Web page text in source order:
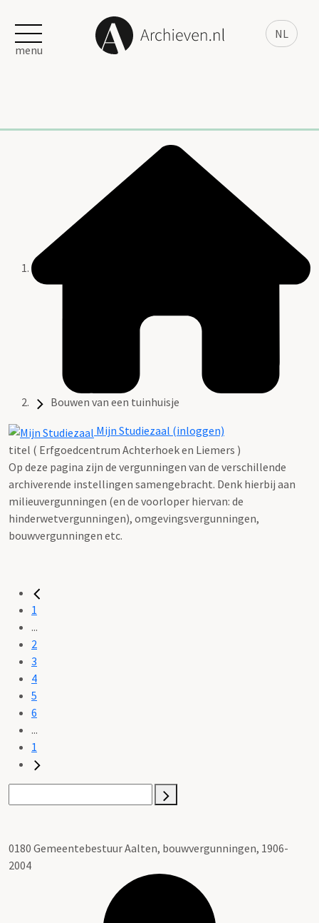
NL
menu
Bouwen van een tuinhuisje
Mijn Studiezaal (inloggen)
titel ( Erfgoedcentrum Achterhoek en Liemers )
Op deze pagina zijn de vergunningen van de verschillende
archiverende instellingen samengebracht. Denk hierbij aan
milieuvergunningen (en de voorloper hiervan: de
hinderwetvergunningen), omgevingsvergunningen,
bouwvergunningen etc.
1
...
2
3
4
5
6
...
1
0180 Gemeentebestuur Aalten, bouwvergunningen, 1906-
2004